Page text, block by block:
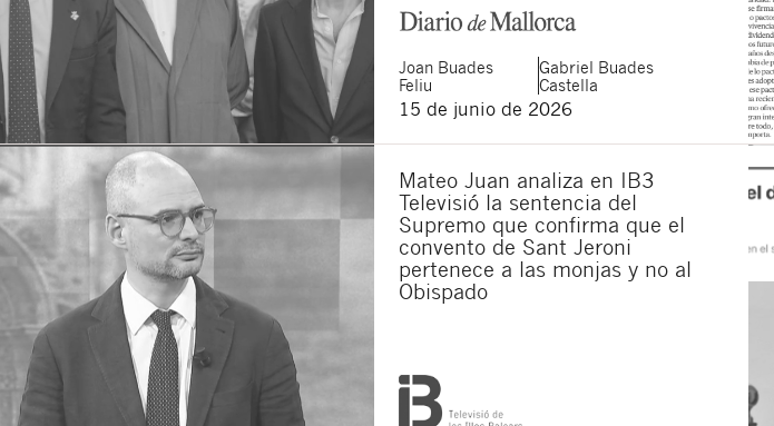
Joan Buades
Feliu
Gabriel Buades
Castella
15 de junio de 2026
Mateo Juan analiza en IB3
Televisió la sentencia del
Supremo que confirma que el
convento de Sant Jeroni
pertenece a las monjas y no al
Obispado
Acepto recibir comunicaciones sobre nuevos
Acepto lascondiciones legalesyde privacidadde
Al pulsar el botón de envío manifiesta haber leído la siguiente
es Buades Legal S.L. La finalidad es la atención a su solicitud.
otros derechos como se explica en lapolítica de privacidad de